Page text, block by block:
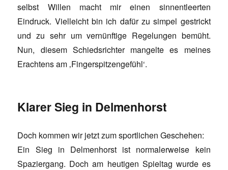
selbst Willen macht mir einen sinnentleerten
Eindruck. Vielleicht bin ich dafür zu simpel gestrickt
und zu sehr um vernünftige Regelungen bemüht.
Nun, diesem Schiedsrichter mangelte es meines
Erachtens am ‚Fingerspitzengefühl‘.
Klarer Sieg in Delmenhorst
Doch kommen wir jetzt zum sportlichen Geschehen:
Ein Sieg in Delmenhorst ist normalerweise kein
Spaziergang. Doch am heutigen Spieltag wurde es